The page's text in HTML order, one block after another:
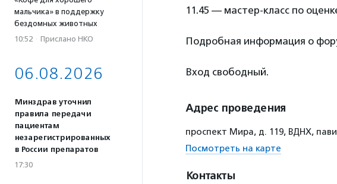
мальчика» в поддержку
бездомных животных
10:52 · Прислано НКО
06.08.2026
Минздрав уточнил
правила передачи
пациентам
незарегистрированных
в России препаратов
17:30
11.45 — мастер-класс по
Подробная информация о
Вход свободный.
Адрес проведения
проспект Мира, д. 119, ВДНХ,
Посмотреть на карте
Контакты